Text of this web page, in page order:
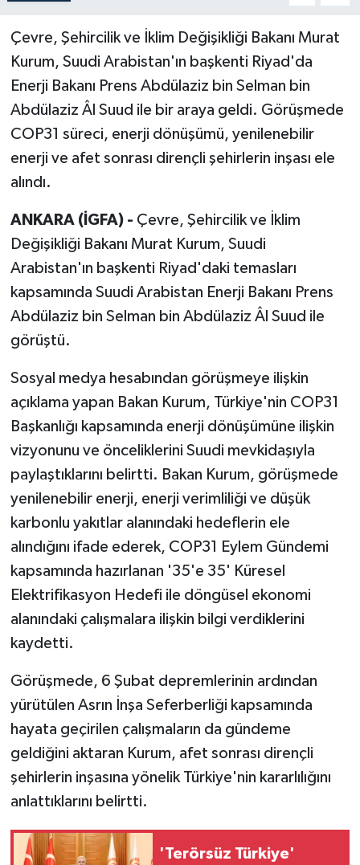
Çevre, Şehircilik ve İklim Değişikliği Bakanı Murat
Kurum, Suudi Arabistan'ın başkenti Riyad'da
Enerji Bakanı Prens Abdülaziz bin Selman bin
Abdülaziz Âl Suud ile bir araya geldi. Görüşmede
COP31 süreci, enerji dönüşümü, yenilenebilir
enerji ve afet sonrası dirençli şehirlerin inşası ele
alındı.
ANKARA (İGFA) - Çevre, Şehircilik ve İklim
Değişikliği Bakanı Murat Kurum, Suudi
Arabistan'ın başkenti Riyad'daki temasları
kapsamında Suudi Arabistan Enerji Bakanı Prens
Abdülaziz bin Selman bin Abdülaziz Âl Suud ile
görüştü.
Sosyal medya hesabından görüşmeye ilişkin
açıklama yapan Bakan Kurum, Türkiye'nin COP31
Başkanlığı kapsamında enerji dönüşümüne ilişkin
vizyonunu ve önceliklerini Suudi mevkidaşıyla
paylaştıklarını belirtti. Bakan Kurum, görüşmede
yenilenebilir enerji, enerji verimliliği ve düşük
karbonlu yakıtlar alanındaki hedeflerin ele
alındığını ifade ederek, COP31 Eylem Gündemi
kapsamında hazırlanan '35'e 35' Küresel
Elektrifikasyon Hedefi ile döngüsel ekonomi
alanındaki çalışmalara ilişkin bilgi verdiklerini
kaydetti.
Görüşmede, 6 Şubat depremlerinin ardından
yürütülen Asrın İnşa Seferberliği kapsamında
hayata geçirilen çalışmaların da gündeme
geldiğini aktaran Kurum, afet sonrası dirençli
şehirlerin inşasına yönelik Türkiye'nin kararlılığını
anlattıklarını belirtti.
'Terörsüz Türkiye'